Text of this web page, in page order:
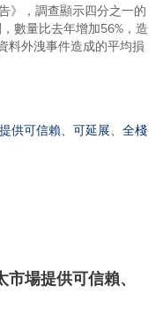
》，調查顯示四分之一的
數量比去年增加56%，造
料外洩事件造成的平均損
場提供可信賴、